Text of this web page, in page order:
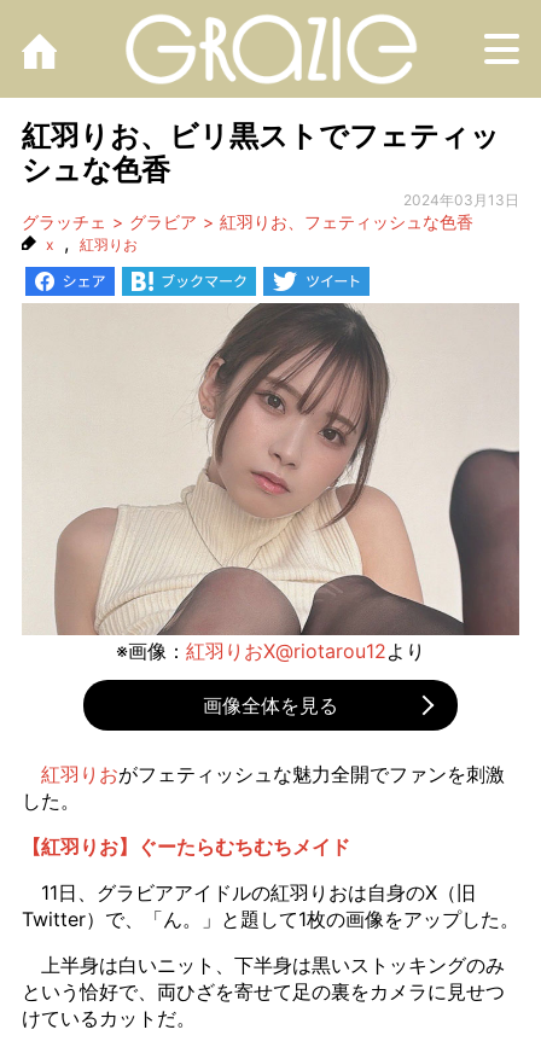
紅羽りお、ビリ黒ストでフェティッ
シュな色香
2024年03月13日
グラッチェ グラビア 紅羽りお、フェティッシュな色香
x , 紅羽りお
※画像： 紅羽りおX@riotarou12より
画像全体を見る
紅羽りおがフェティッシュな魅力全開でファンを刺激
した。
【紅羽りお】ぐーたらむちむちメイド
11日、グラビアアイドルの紅羽りおは自身のX（旧
Twitter）で、「ん。」と題して1枚の画像をアップした。
上半身は白いニット、下半身は黒いストッキングのみ
という恰好で、両ひざを寄せて足の裏をカメラに見せつ
けているカットだ。